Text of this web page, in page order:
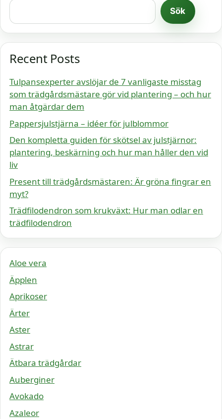
Sök
Recent Posts
Tulpansexperter avslöjar de 7 vanligaste misstag
som trädgårdsmästare gör vid plantering – och hur
man åtgärdar dem
Pappersjulstjärna – idéer för julblommor
Den kompletta guiden för skötsel av julstjärnor:
plantering, beskärning och hur man håller den vid
liv
Present till trädgårdsmästaren: Är gröna fingrar en
myt?
Trädfilodendron som krukväxt: Hur man odlar en
trädfilodendron
Aloe vera
Äpplen
Aprikoser
Ärter
Aster
Astrar
Ätbara trädgårdar
Auberginer
Avokado
Azaleor